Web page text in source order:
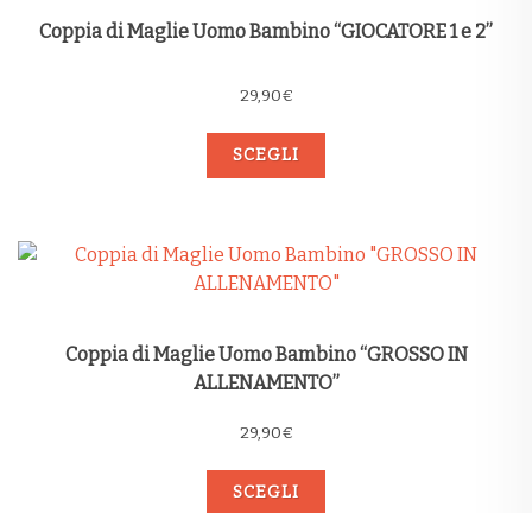
Coppia di Maglie Uomo Bambino “GIOCATORE 1 e 2”
29,90€
SCEGLI
Coppia di Maglie Uomo Bambino “GROSSO IN
ALLENAMENTO”
29,90€
SCEGLI